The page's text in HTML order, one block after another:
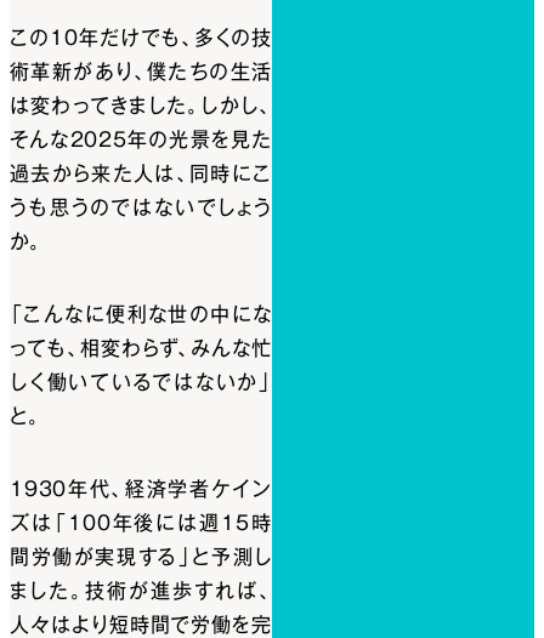
この10年だけでも、多くの技
術革新があり、僕たちの生活
は変わってきました。しかし、
そんな2025年の光景を見た
過去から来た人は、同時にこ
うも思うのではないでしょう
か。
「こんなに便利な世の中にな
っても、相変わらず、みんな忙
しく働いているではないか」
と。
1930年代、経済学者ケイン
ズは「100年後には週15時
間労働が実現する」と予測し
ました。技術が進歩すれば、
人々はより短時間で労働を完